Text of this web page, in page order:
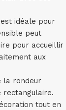
idéale pour
peut
pour accueillir
aux
la rondeur
rectangulaire.
tout en